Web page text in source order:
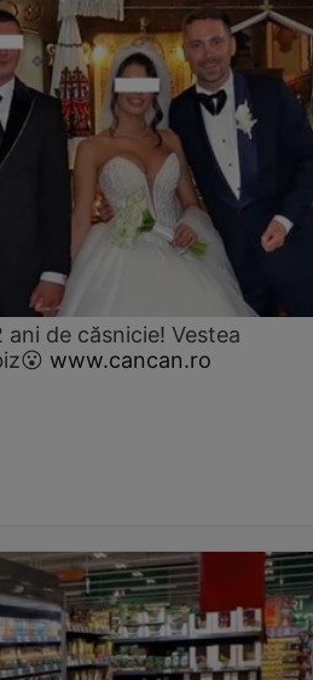
ani de căsnicie! Vestea
www.cancan.ro